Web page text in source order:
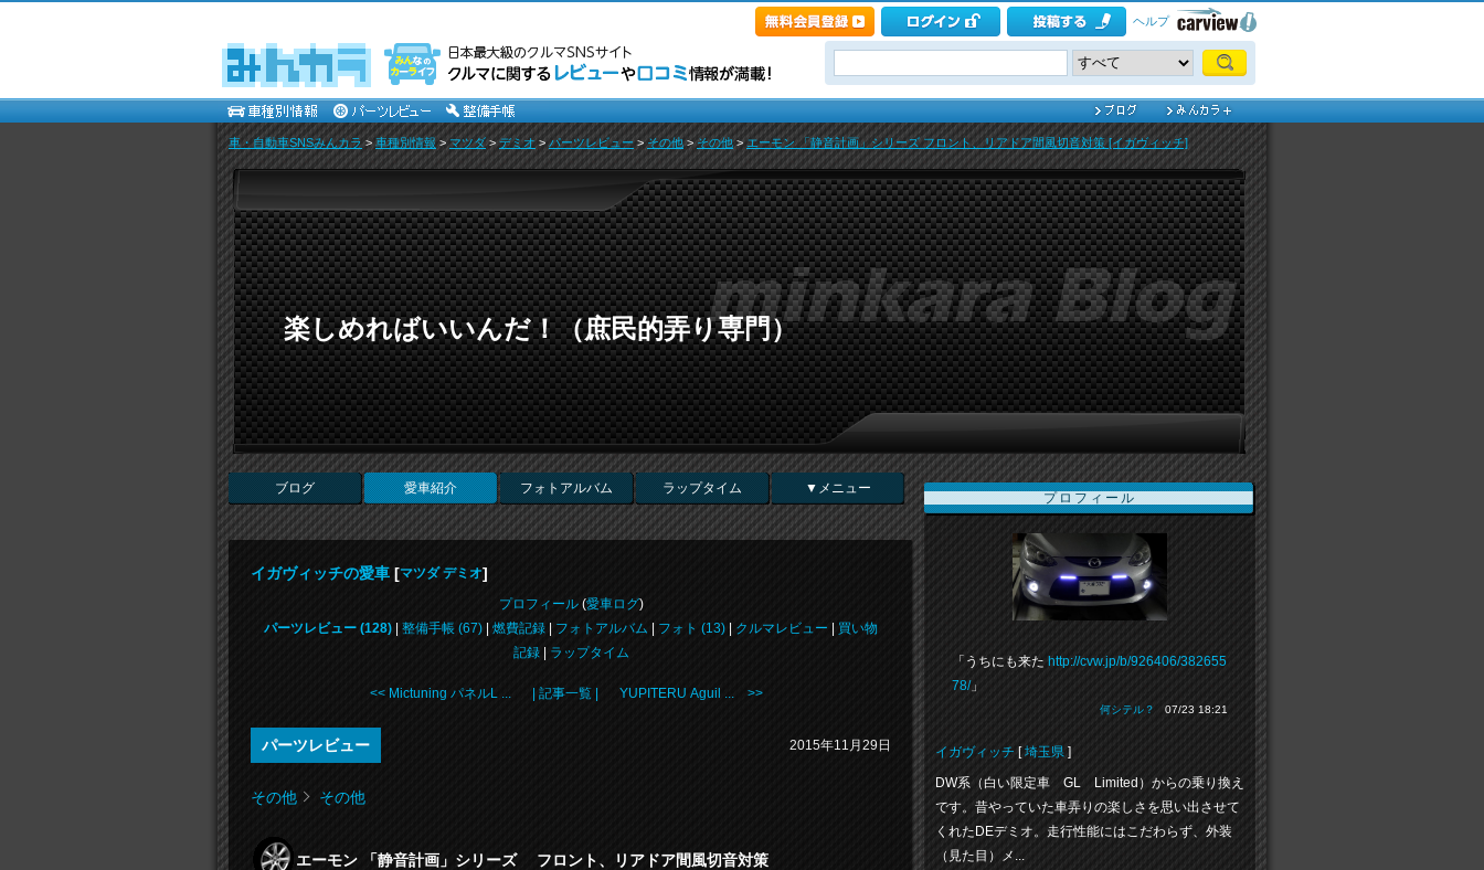
ヘルプ
車・自動車SNSみんカラ> 車種別情報 >マツダ>デミオ> パーツレビュー >その他>その他> エーモン 「静音計画」シリーズ フロント、リアドア間風切音対策 [イガヴィッチ]
楽しめればいいんだ！（庶民的弄り専門）
ブログ 愛車紹介 フォトアルバム ラップタイム ▼メニュー
イガヴィッチの愛車 [マツダ デミオ]
プロフィール(愛車ログ)
パーツレビュー (128)
整備手帳 (67) 燃費記録 フォトアルバム フォト (13) クルマレビュー
買い物
記録| ラップタイム
<< Mictuning パネルL ... | 記事一覧 | YUPITERU Aguil ... >>
パーツレビュー 2015年11月29日
その他 その他
エーモン 「静音計画」シリーズ フロント、リアドア間風切音対策
プロフィール
「うちにも来た http://cvw.jp/b/926406/382655
78/」
何シテル？ 07/23 18:21
イガヴィッチ [埼玉県 ]
DW系（白い限定車 GL Limited）からの乗り換え
です。昔やっていた車弄りの楽しさを思い出させて
くれたDEデミオ。走行性能にはこだわらず、外装
（見た目）メ...